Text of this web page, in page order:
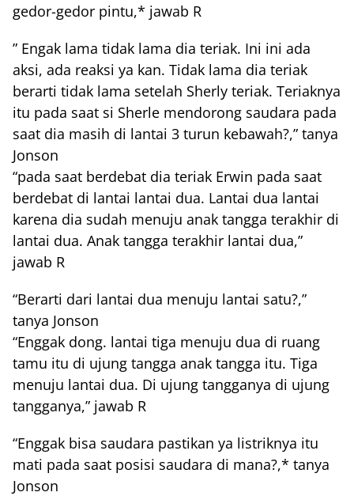
gedor-gedor pintu,* jawab R
” Engak lama tidak lama dia teriak. Ini ini ada
aksi, ada reaksi ya kan. Tidak lama dia teriak
berarti tidak lama setelah Sherly teriak. Teriaknya
itu pada saat si Sherle mendorong saudara pada
saat dia masih di lantai 3 turun kebawah?,” tanya
Jonson
“pada saat berdebat dia teriak Erwin pada saat
berdebat di lantai lantai dua. Lantai dua lantai
karena dia sudah menuju anak tangga terakhir di
lantai dua. Anak tangga terakhir lantai dua,”
jawab R
“Berarti dari lantai dua menuju lantai satu?,”
tanya Jonson
“Enggak dong. lantai tiga menuju dua di ruang
tamu itu di ujung tangga anak tangga itu. Tiga
menuju lantai dua. Di ujung tangganya di ujung
tangganya,” jawab R
“Enggak bisa saudara pastikan ya listriknya itu
mati pada saat posisi saudara di mana?,* tanya
Jonson